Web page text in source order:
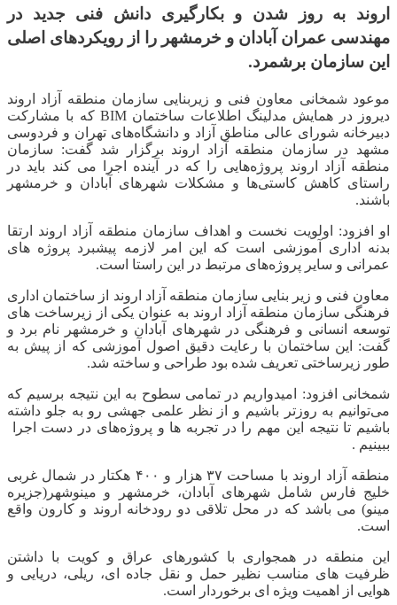
اروند به روز شدن و بکارگیری دانش فنی جدید در
مهندسی عمران آبادان و خرمشهر را از رویکردهای اصلی
این سازمان برشمرد.
موعود شمخانی معاون فنی و زیربنایی سازمان منطقه آزاد اروند
دیروز در همایش مدلینگ اطلاعات ساختمان BIM که با مشارکت
دبیرخانه شورای عالی مناطق آزاد و دانشگاه‌های تهران و فردوسی
مشهد در سازمان منطقه آزاد اروند برگزار شد گفت: سازمان
منطقه آزاد اروند پروژه‌هایی را که در آینده اجرا می کند باید در
راستای کاهش کاستی‌ها و مشکلات شهرهای آبادان و خرمشهر
باشند.
او افزود: اولویت نخست و اهداف سازمان منطقه آزاد اروند ارتقا
بدنه اداری آموزشی است که این امر لازمه پیشبرد پروژه های
عمرانی و سایر پروژه‌های مرتبط در این راستا است.
معاون فنی و زیر بنایی سازمان منطقه آزاد اروند از ساختمان اداری
فرهنگی سازمان منطقه آزاد اروند به عنوان یکی از زیرساخت های
توسعه انسانی و فرهنگی در شهرهای آبادان و خرمشهر نام برد و
گفت: این ساختمان با رعایت دقیق اصول آموزشی که از پیش به
طور زیرساختی تعریف شده بود طراحی و ساخته شد.
شمخانی افزود: امیدواریم در تمامی سطوح به این نتیجه برسیم که
می‌توانیم به روزتر باشیم و از نظر علمی جهشی رو به جلو داشته
باشیم تا نتیجه این مهم را در تجربه ها و پروژه‌های در دست اجرا
ببینیم .
منطقه آزاد اروند با مساحت ۳۷ هزار و ۴۰۰ هکتار در شمال غربی
خلیج فارس شامل شهرهای آبادان، خرمشهر و مینوشهر(جزیره
مینو) می باشد که در محل تلاقی دو رودخانه اروند و کارون واقع
است.
این منطقه در همجواری با کشورهای عراق و کویت با داشتن
ظرفیت های مناسب نظیر حمل و نقل جاده ای، ریلی، دریایی و
هوایی از اهمیت ویژه ای برخوردار است.